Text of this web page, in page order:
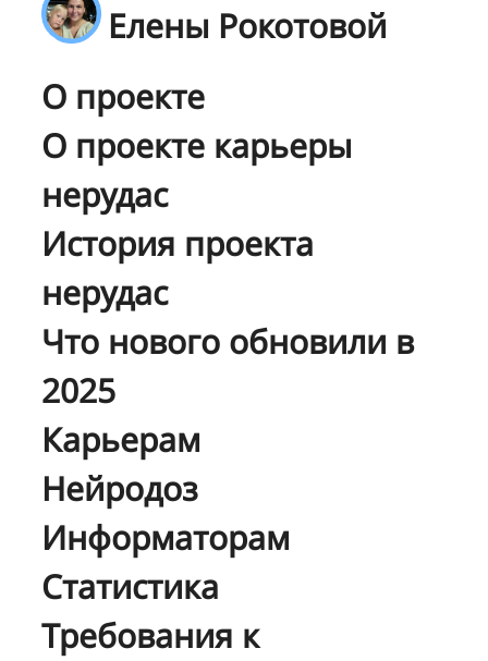
Елены Рокотовой
О проекте
О проекте карьеры
нерудас
История проекта
нерудас
Что нового обновили в
2025
Карьерам
Нейродоз
Информаторам
Статистика
Требования к